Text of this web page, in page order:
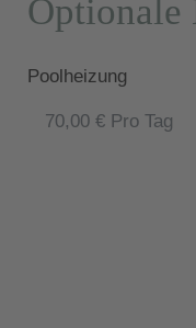
Optionale
Poolheizung
70,00 € Pro Tag